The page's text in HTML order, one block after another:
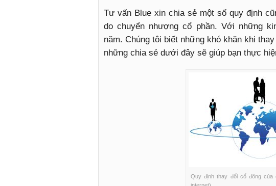
Tư vấn Blue xin chia sẻ một số quy định
do chuyển nhượng cổ phần. Với những
năm. Chúng tôi biết những khó khăn khi
những chia sẻ dưới đây sẽ giúp bạn thực
Quy định thay đổi cổ đông của
internet)